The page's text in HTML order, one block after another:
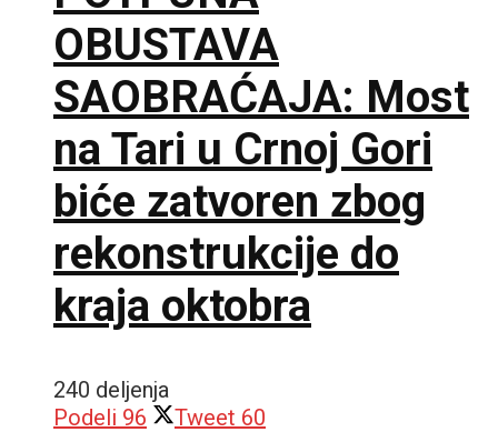
OBUSTAVA
SAOBRAĆAJA: Most
na Tari u Crnoj Gori
biće zatvoren zbog
rekonstrukcije do
kraja oktobra
240 deljenja
Podeli 96 Tweet 60